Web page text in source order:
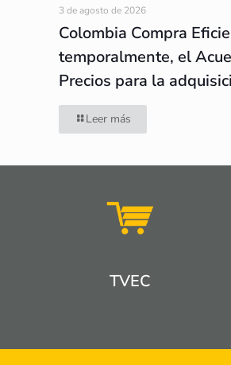
3 de agosto de 2026
Colombia Compra
temporalmente, el
Precios para la
Leer más
TVEC